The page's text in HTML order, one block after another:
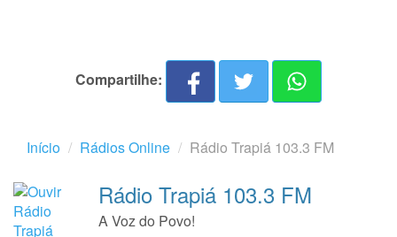
Compartilhe:
Início Rádios Online Rádio Trapiá 103.3 FM
Rádio Trapiá 103.3 FM
A Voz do Povo!